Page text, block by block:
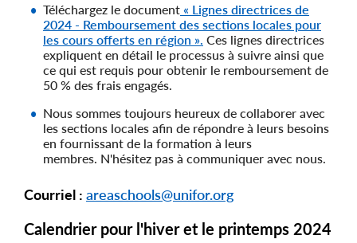
Téléchargez le document « Lignes directrices de
2024 - Remboursement des sections locales pour
les cours offerts en région ». Ces lignes directrices
expliquent en détail le processus à suivre ainsi que
ce qui est requis pour obtenir le remboursement de
50 % des frais engagés.
Nous sommes toujours heureux de collaborer avec
les sections locales afin de répondre à leurs besoins
en fournissant de la formation à leurs
membres. N'hésitez pas à communiquer avec nous.
Courriel : areaschools@unifor.org
Calendrier pour l'hiver et le printemps 2024